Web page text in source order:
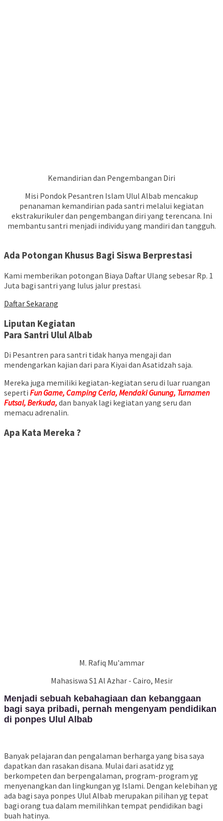
Kemandirian dan Pengembangan Diri
Misi Pondok Pesantren Islam Ulul Albab mencakup
penanaman kemandirian pada santri melalui kegiatan
ekstrakurikuler dan pengembangan diri yang terencana. Ini
membantu santri menjadi individu yang mandiri dan tangguh.
Ada Potongan Khusus Bagi Siswa Berprestasi
Kami memberikan potongan Biaya Daftar Ulang sebesar Rp. 1
Juta bagi santri yang lulus jalur prestasi.
Daftar Sekarang
Liputan Kegiatan
Para Santri Ulul Albab
Di Pesantren para santri tidak hanya mengaji dan
mendengarkan kajian dari para Kiyai dan Asatidzah saja.
Mereka juga memiliki kegiatan-kegiatan seru di luar ruangan
seperti Fun Game, Camping Ceria, Mendaki Gunung, Turnamen
Futsal, Berkuda, dan banyak lagi kegiatan yang seru dan
memacu adrenalin.
Apa Kata Mereka ?
M. Rafiq Mu'ammar
Mahasiswa S1 Al Azhar - Cairo, Mesir
Menjadi sebuah kebahagiaan dan kebanggaan
bagi saya pribadi, pernah mengenyam pendidikan
di ponpes Ulul Albab
Banyak pelajaran dan pengalaman berharga yang bisa saya
dapatkan dan rasakan disana. Mulai dari asatidz yg
berkompeten dan berpengalaman, program-program yg
menyenangkan dan lingkungan yg Islami. Dengan kelebihan yg
ada bagi saya ponpes Ulul Albab merupakan pilihan yg tepat
bagi orang tua dalam memilihkan tempat pendidikan bagi
buah hatinya.